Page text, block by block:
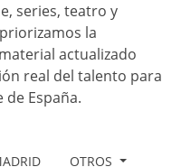
series, teatro y
la
actualizado
real del talento para
España.
OTROS